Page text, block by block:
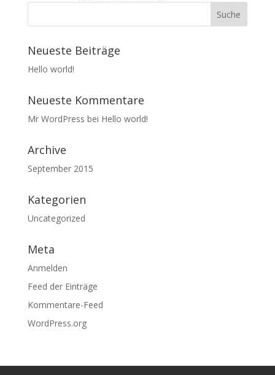
Neueste Beiträge
Hello world!
Neueste Kommentare
Mr WordPress bei Hello world!
Archive
September 2015
Kategorien
Uncategorized
Meta
Anmelden
Feed der Einträge
Kommentare-Feed
WordPress.org